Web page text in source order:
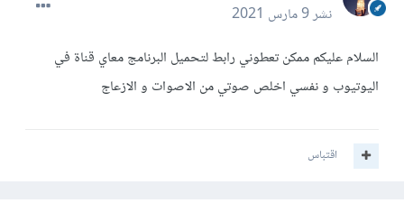
نشر9 مارس 2021
السلام عليكم ممكن تعطوني رابط لتحميل البرنامج معاي قناة في
اليوتيوب و نفسي اخلص صوتي من الاصوات و الازعاج
اقتباس